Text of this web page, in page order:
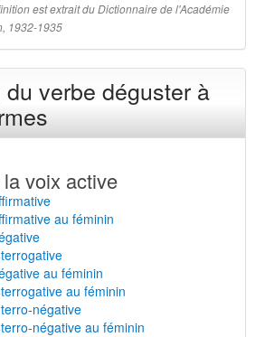
est extrait du Dictionnaire de l'Académie
1932-1935
verbe déguster à
voix active
au féminin
au féminin
au féminin
négative
négative au féminin